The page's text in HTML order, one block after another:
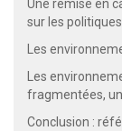
Une remise en
sur les
Les
Les
fragmentées,
Conclusion :